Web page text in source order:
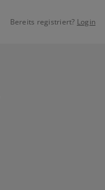
Bereits registriert? Login